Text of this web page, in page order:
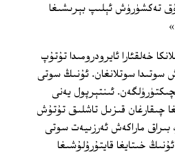
تەكشۈرۈش ئېلىپ بېرىشىغا
خەلقئارا ئايرودرومىدا تۇتۇپ
سوتىدا سوتلانغان. ئۇنىڭ سوتى
5 قېتىم كېچىكتۈرۈلگەن. ئىنتېرپول يەنى
چىقارغان قىزىل تاشلىق تۇتۇش
بىراق ماراكەش ئەرزىيەت سوتى
خىتايغا قايتۇرۇلۇشىغا